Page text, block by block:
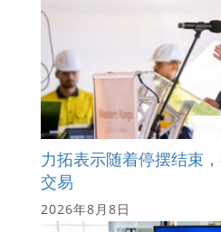
力拓表示随着停摆结束
交易
2026年8月8日